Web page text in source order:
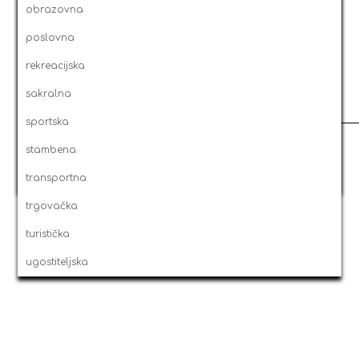
2009
2008
2007
2006
2005
2004
2003
obrazovna
poslovna
rekreacijska
sakralna
sportska
stambena
transportna
trgovačka
turistička
ugostiteljska
datum/vrijeme
rekreacijska